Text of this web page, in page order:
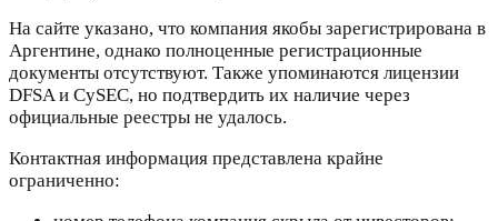
На сайте указано, что компания якобы зарегистрирована в
Аргентине, однако полноценные регистрационные
документы отсутствуют. Также упоминаются лицензии
DFSA и CySEC, но подтвердить их наличие через
официальные реестры не удалось.
Контактная информация представлена крайне
ограниченно: